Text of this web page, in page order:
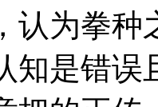
认为拳种
知是错